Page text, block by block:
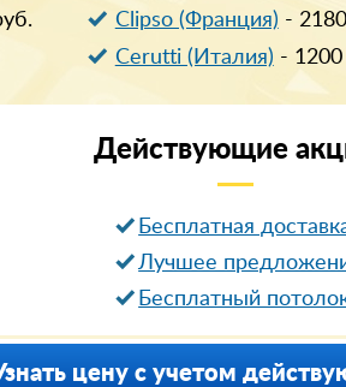
Clipso (Франция) - 2180
Cerutti (Италия) - 1200
Действующие
Бесплатная
Лучшее
Бесплатный
цену с учетом